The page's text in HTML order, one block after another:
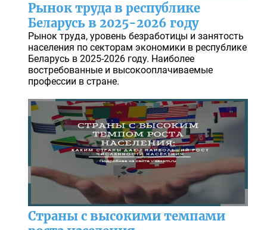
Рынок труда в республике
Беларусь в 2025-2026 году
Рынок труда, уровень безработицы и занятость
населения по секторам экономики в республике
Беларусь в 2025-2026 году. Наиболее
востребованные и высокооплачиваемые
профессии в стране.
Страны с высокими темпами